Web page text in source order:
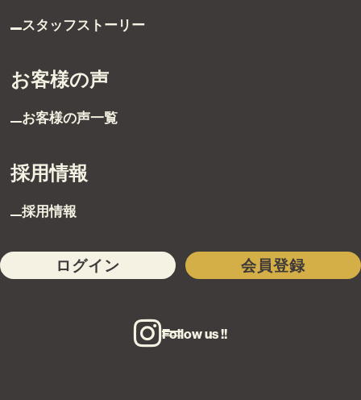
スタッフストーリー
お客様の声
お客様の声一覧
採用情報
採用情報
ログイン 会員登録
Follow us !!
〒144-0035